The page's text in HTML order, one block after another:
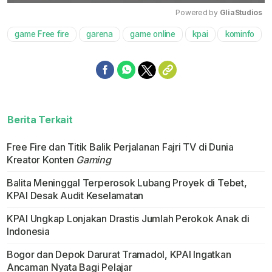
Mute
Powered by GliaStudios
game Free fire garena game online kpai kominfo
Berita Terkait
Free Fire dan Titik Balik Perjalanan Fajri TV di Dunia
Kreator Konten Gaming
Balita Meninggal Terperosok Lubang Proyek di Tebet,
KPAI Desak Audit Keselamatan
KPAI Ungkap Lonjakan Drastis Jumlah Perokok Anak di
Indonesia
Bogor dan Depok Darurat Tramadol, KPAI Ingatkan
Ancaman Nyata Bagi Pelajar